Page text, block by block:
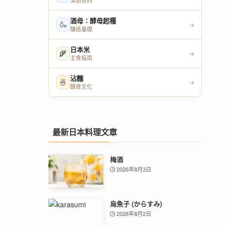
🍶 酒母：酵母起種
釀造基礎
→
🌾 日本米
主食指南
→
🍜 沾麵
麵食文化
→
最新日本料理文章
梅酒
2026年8月3日
烏魚子 (からすみ)
2026年8月2日